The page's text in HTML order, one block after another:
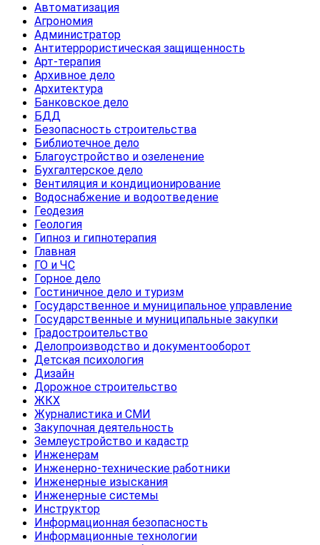
Автоматизация
Агрономия
Администратор
Антитеррористическая защищенность
Арт-терапия
Архивное дело
Архитектура
Банковское дело
БДД
Безопасность строительства
Библиотечное дело
Благоустройство и озеленение
Бухгалтерское дело
Вентиляция и кондиционирование
Водоснабжение и водоотведение
Геодезия
Геология
Гипноз и гипнотерапия
Главная
ГО и ЧС
Горное дело
Гостиничное дело и туризм
Государственное и муниципальное управление
Государственные и муниципальные закупки
Градостроительство
Делопроизводство и документооборот
Детская психология
Дизайн
Дорожное строительство
ЖКХ
Журналистика и СМИ
Закупочная деятельность
Землеустройство и кадастр
Инженерам
Инженерно-технические работники
Инженерные изыскания
Инженерные системы
Инструктор
Информационная безопасность
Информационные технологии